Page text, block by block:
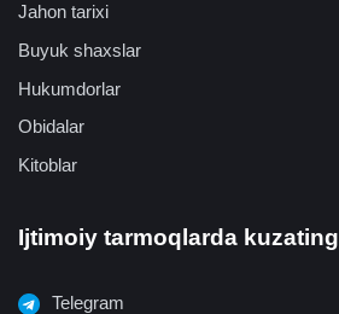
Jahon tarixi
Buyuk shaxslar
Hukumdorlar
Obidalar
Kitoblar
Ijtimoiy tarmoqlarda kuzating
Telegram